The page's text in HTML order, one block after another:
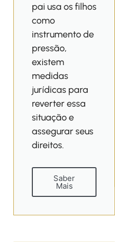
pai usa os filhos
como
instrumento de
pressão,
existem
medidas
jurídicas para
reverter essa
situação e
assegurar seus
direitos.
Saber
Mais